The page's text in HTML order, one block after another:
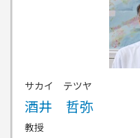
サカイ テツヤ
酒井 哲弥
教授